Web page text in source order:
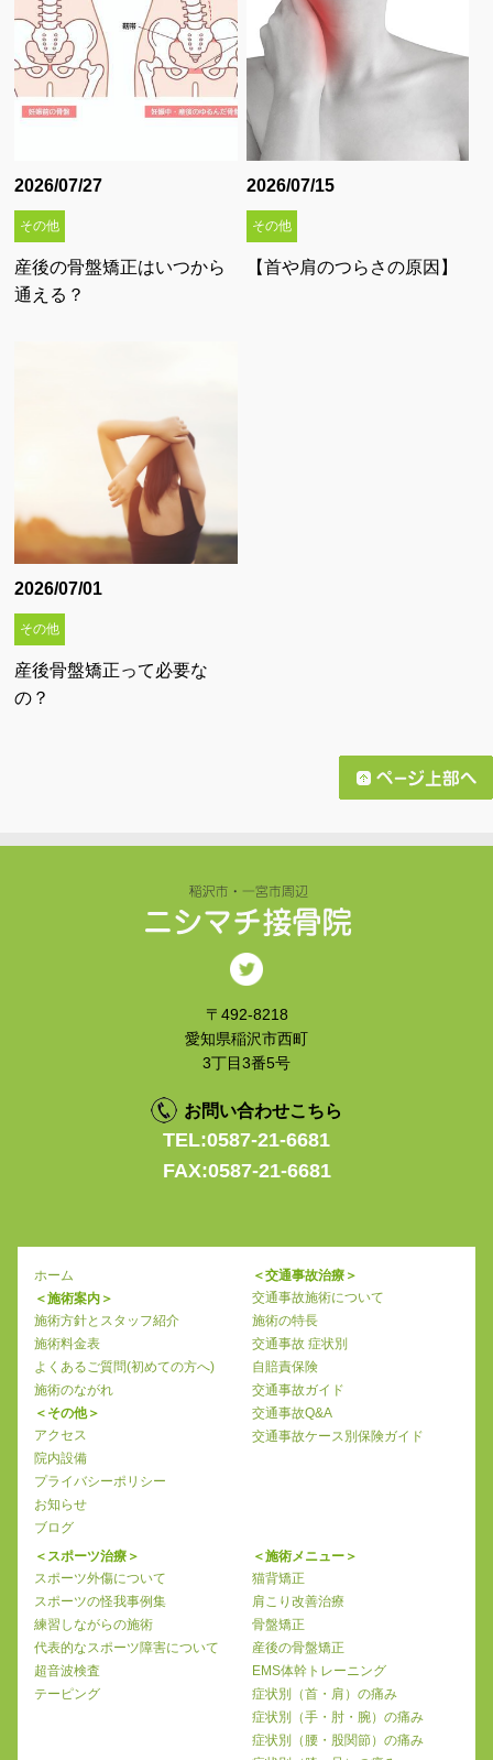
2026/07/27
その他
産後の骨盤矯正はいつから
通える？
2026/07/15
その他
【首や肩のつらさの原因】
2026/07/01
その他
産後骨盤矯正って必要な
の？
〒492-8218
愛知県稲沢市西町
3丁目3番5号
お問い合わせこちら
TEL:0587-21-6681
FAX:0587-21-6681
ホーム
＜施術案内＞
施術方針とスタッフ紹介
施術料金表
よくあるご質問(初めての方へ)
施術のながれ
＜その他＞
アクセス
院内設備
プライバシーポリシー
お知らせ
ブログ
＜交通事故治療＞
交通事故施術について
施術の特長
交通事故 症状別
自賠責保険
交通事故ガイド
交通事故Q&A
交通事故ケース別保険ガイド
＜スポーツ治療＞
スポーツ外傷について
スポーツの怪我事例集
練習しながらの施術
代表的なスポーツ障害について
超音波検査
テーピング
＜施術メニュー＞
猫背矯正
肩こり改善治療
骨盤矯正
産後の骨盤矯正
EMS体幹トレーニング
症状別（首・肩）の痛み
症状別（手・肘・腕）の痛み
症状別（腰・股関節）の痛み